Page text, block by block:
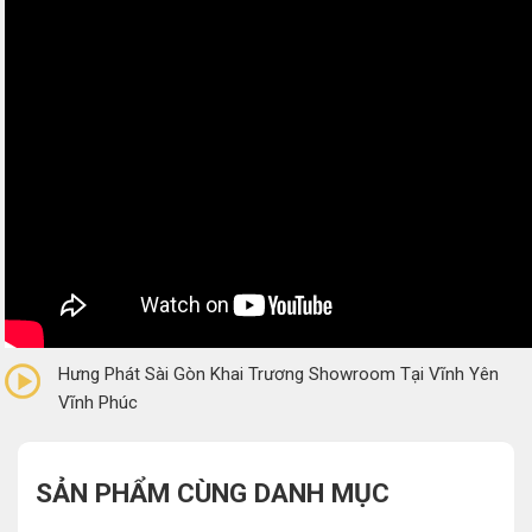
(0 Reviews)
Hưng Phát Sài Gòn Khai Trương Showroom Tại Vĩnh Yên
Vĩnh Phúc
SẢN PHẨM CÙNG DANH MỤC